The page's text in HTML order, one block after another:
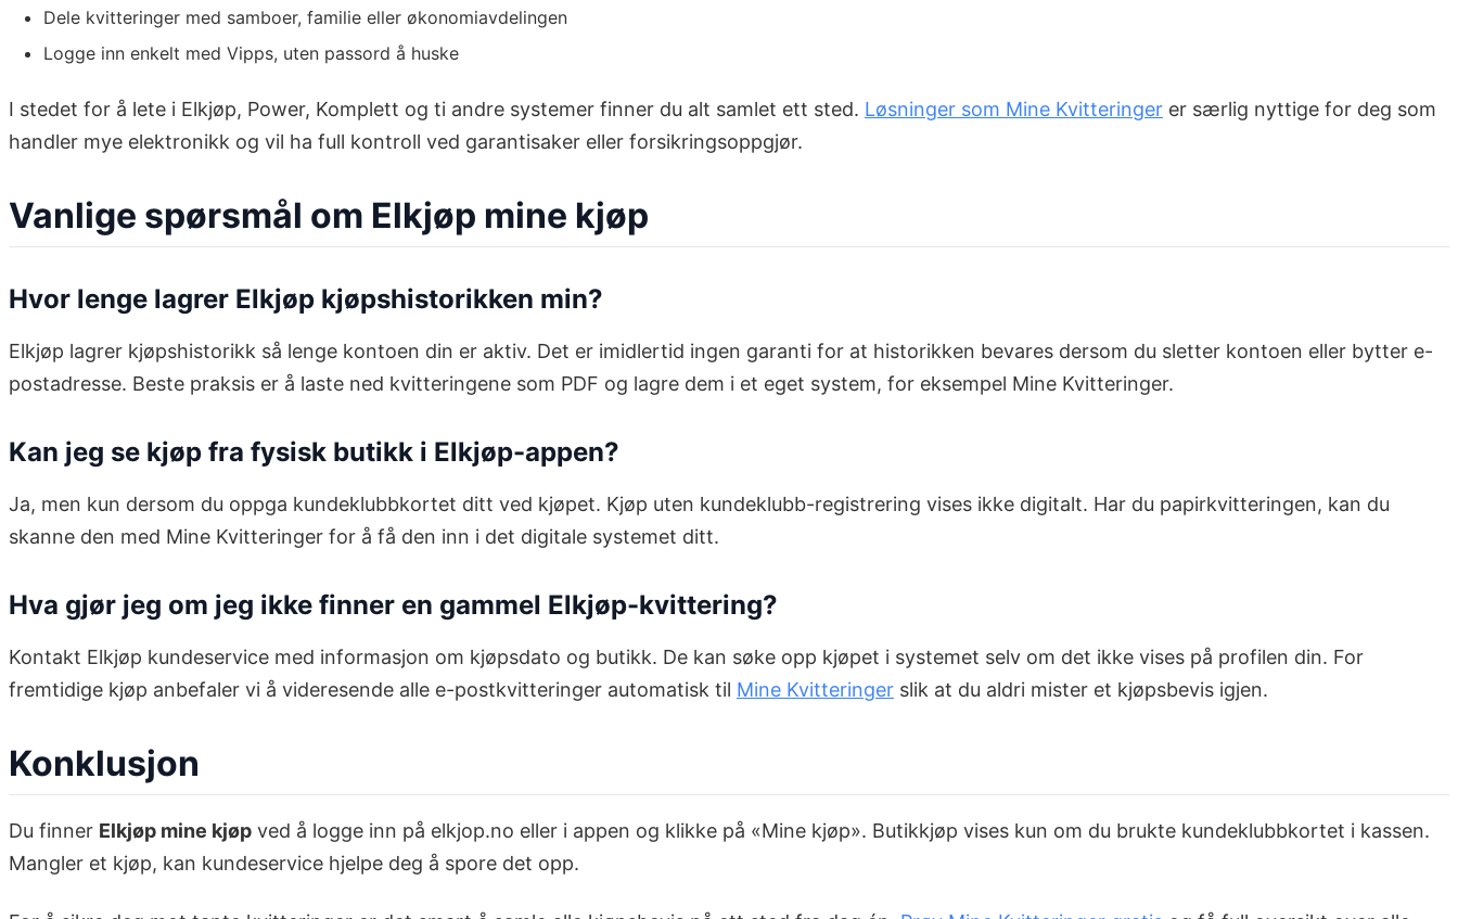
Dele kvitteringer med samboer, familie eller økonomiavdelingen
Logge inn enkelt med Vipps, uten passord å huske
I stedet for å lete i Elkjøp, Power, Komplett og ti andre systemer finner du alt samlet ett sted. Løsninger som Mine Kvitteringer er særlig nyttige for deg som
handler mye elektronikk og vil ha full kontroll ved garantisaker eller forsikringsoppgjør.
Vanlige spørsmål om Elkjøp mine kjøp
Hvor lenge lagrer Elkjøp kjøpshistorikken min?
Elkjøp lagrer kjøpshistorikk så lenge kontoen din er aktiv. Det er imidlertid ingen garanti for at historikken bevares dersom du sletter kontoen eller bytter e-
postadresse. Beste praksis er å laste ned kvitteringene som PDF og lagre dem i et eget system, for eksempel Mine Kvitteringer.
Kan jeg se kjøp fra fysisk butikk i Elkjøp-appen?
Ja, men kun dersom du oppga kundeklubbkortet ditt ved kjøpet. Kjøp uten kundeklubb-registrering vises ikke digitalt. Har du papirkvitteringen, kan du
skanne den med Mine Kvitteringer for å få den inn i det digitale systemet ditt.
Hva gjør jeg om jeg ikke finner en gammel Elkjøp-kvittering?
Kontakt Elkjøp kundeservice med informasjon om kjøpsdato og butikk. De kan søke opp kjøpet i systemet selv om det ikke vises på profilen din. For
fremtidige kjøp anbefaler vi å videresende alle e-postkvitteringer automatisk til Mine Kvitteringer slik at du aldri mister et kjøpsbevis igjen.
Konklusjon
Du finner Elkjøp mine kjøp ved å logge inn på elkjop.no eller i appen og klikke på «Mine kjøp». Butikkjøp vises kun om du brukte kundeklubbkortet i kassen.
Mangler et kjøp, kan kundeservice hjelpe deg å spore det opp.